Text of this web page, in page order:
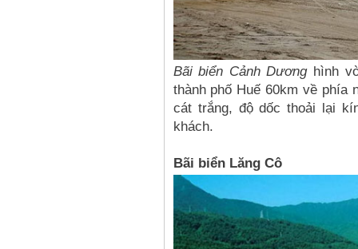
Bãi biển Cảnh Dươnghình
thành phố Huế 60km về
cát trắng, độ dốc thoải lại
khách.
Bãi biển Lăng Cô